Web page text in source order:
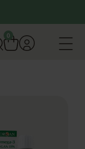
0